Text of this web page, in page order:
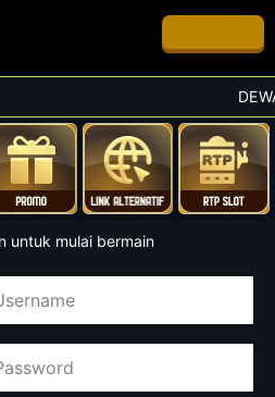
untuk mulai bermain